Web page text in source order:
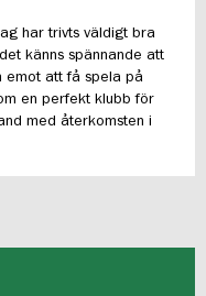
har trivts väldigt bra
känns spännande att
emot att få spela på
en perfekt klubb för
med återkomsten i